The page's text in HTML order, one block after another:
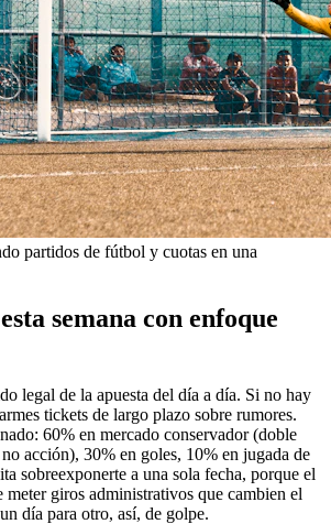
partidos de fútbol y cuotas en una
semana con enfoque
legal de la apuesta del día a día. Si no hay
tickets de largo plazo sobre rumores.
60% en mercado conservador (doble
acción), 30% en goles, 10% en jugada de
sobreexponerte a una sola fecha, porque el
meter giros administrativos que cambien el
día para otro, así, de golpe.